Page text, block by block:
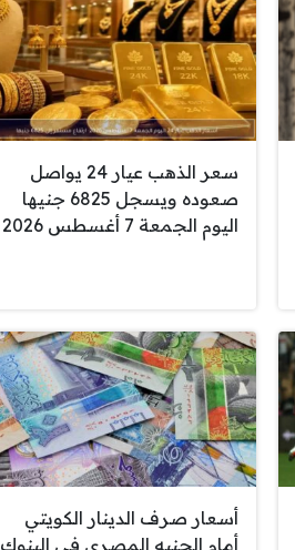
سعر الذهب عيار 24 يواصل
صعوده ويسجل 6825 جنيها
اليوم الجمعة 7 أغسطس 2026
أسعار صرف الدينار الكويتي
أمام الجنيه المصري في البنوك